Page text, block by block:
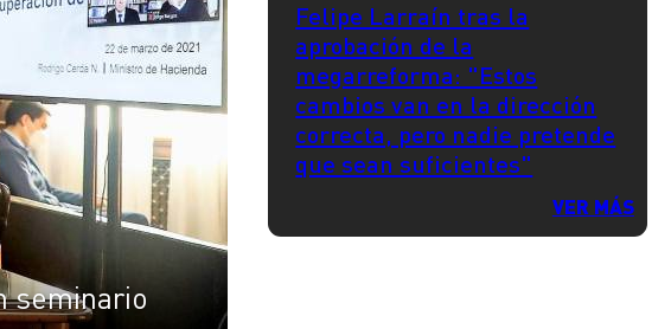
seminario
Felipe Larraín tras la
aprobación de la
megarreforma: "Estos
cambios van en la dirección
correcta, pero nadie pretende
que sean suficientes"
VER MÁS